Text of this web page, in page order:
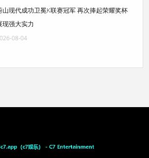
山现代成功卫冕K联赛冠军 再次捧起荣耀奖杯
现强大实力
08-04